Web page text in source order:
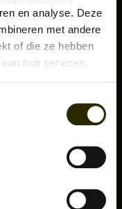
en analyse. Deze
met andere
of die ze hebben
hun services.
Blackstone schoenen aan.
zijn allemaal ruig en zijn
tussen neuzen van
looks. Zo kun je kiezen
past en het helemaal